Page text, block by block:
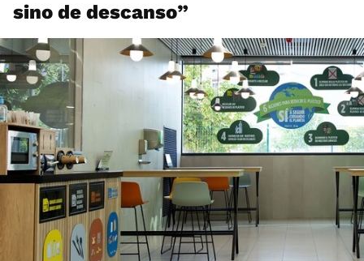
sino de descanso”